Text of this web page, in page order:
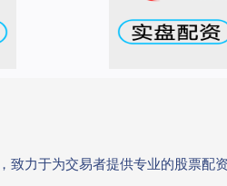
致力于为交易者提供专业的股票配